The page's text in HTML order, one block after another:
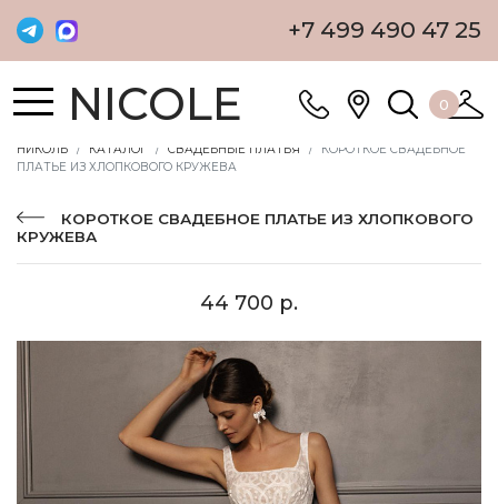
+7 499 490 47 25
NICOLE 0
НИКОЛЬ КАТАЛОГ СВАДЕБНЫЕ ПЛАТЬЯ
КОРОТКОЕ СВАДЕБНОЕ
ПЛАТЬЕ ИЗ ХЛОПКОВОГО КРУЖЕВА
КОРОТКОЕ СВАДЕБНОЕ ПЛАТЬЕ ИЗ ХЛОПКОВОГО
КРУЖЕВА
44 700 р.